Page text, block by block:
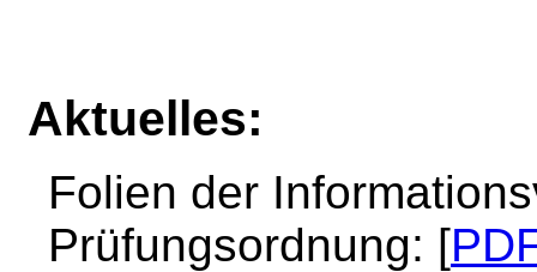
Aktuelles:
Folien der
Prüfungsordnung: [